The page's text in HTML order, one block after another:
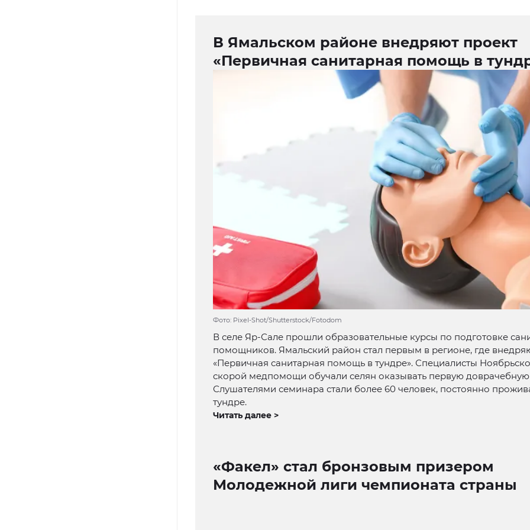
В Ямальском районе внедряют проект
«Первичная санитарная помощь в
Фото: Pixel-Shot/Shutterstock/Fotodom
В селе Яр-Сале прошли образовательные курсы по подготовке
помощников. Ямальский район стал первым в регионе, где
«Первичная санитарная помощь в тундре». Специалисты
скорой медпомощи обучали селян оказывать первую
Слушателями семинара стали более 60 человек, постоянно
тундре.
Читать далее >
«Факел» стал бронзовым призером
Молодежной лиги чемпионата страны